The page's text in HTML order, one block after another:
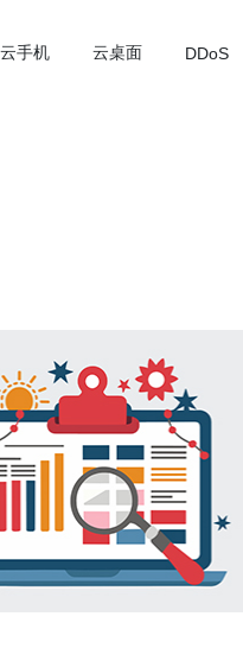
云手机 云桌面 DDoS